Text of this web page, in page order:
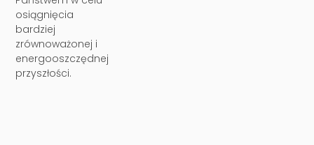
osiągnięcia
bardziej
zrównoważonej i
energooszczędnej
przyszłości.